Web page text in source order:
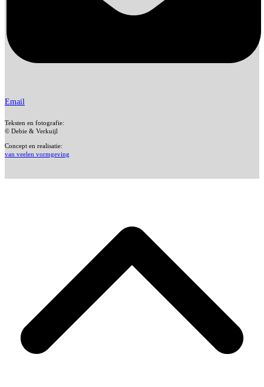
Email
Teksten en fotografie:
© Debie & Verkuijl
Concept en realisatie:
van veelen vormgeving